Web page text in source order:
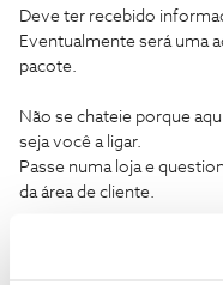
Deve ter recebido
Eventualmente será uma
pacote.
Não se chateie porque
seja você a ligar.
Passe numa loja e
da área de cliente.